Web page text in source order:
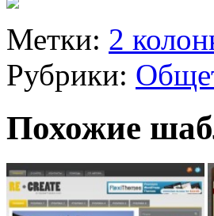
Метки: 2
Рубрики:
Похожие